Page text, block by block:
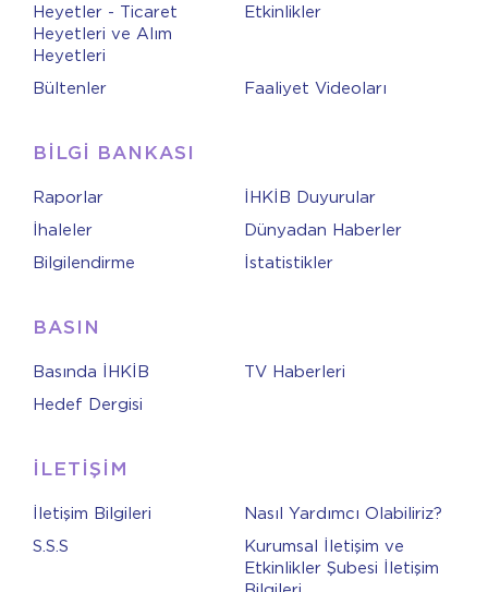
Heyetler - Ticaret
Heyetleri ve Alım
Heyetleri
Etkinlikler
Bültenler Faaliyet Videoları
BİLGİ BANKASI
Raporlar
İHKİB Duyurular
İhaleler
Dünyadan Haberler
Bilgilendirme
İstatistikler
BASIN
Basında İHKİB
TV Haberleri
Hedef Dergisi
İLETİŞİM
İletişim Bilgileri
Nasıl Yardımcı Olabiliriz?
S.S.S
Kurumsal İletişim ve
Etkinlikler Şubesi İletişim